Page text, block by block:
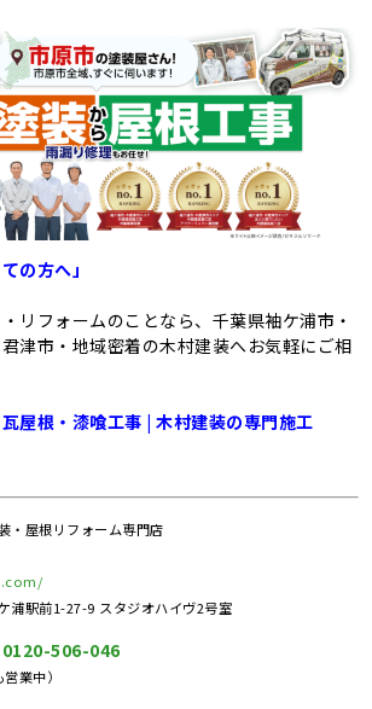
の方へ」
リフォームのことなら、千葉県袖ケ浦市・
津市・地域密着の木村建装へお気軽にご相
屋根・漆喰工事 | 木村建装の専門施工
・屋根リフォーム専門店
浦駅前1-27-9 スタジオハイヴ2号室
0120-506-046
業中）